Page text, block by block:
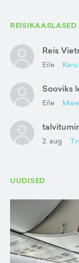
REISIKAASLASED
Reis
Eile Karu
Sooviks
Eile
2. aug
UUDISED